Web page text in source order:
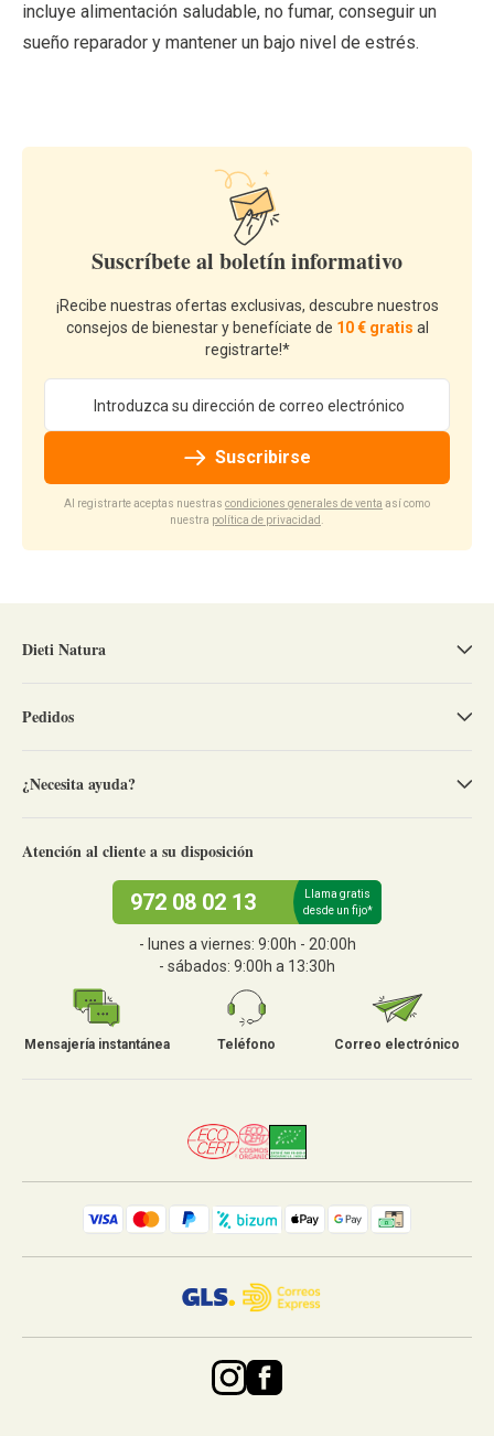
incluye alimentación saludable, no fumar, conseguir un
sueño reparador y mantener un bajo nivel de estrés.
Suscríbete al boletín informativo
¡Recibe nuestras ofertas exclusivas, descubre nuestros
consejos de bienestar y benefíciate de 10 € gratis al
registrarte!*
Suscribirse
Al registrarte aceptas nuestras condiciones generales de venta así como
nuestra política de privacidad .
Dieti Natura
Pedidos
¿Necesita ayuda?
Atención al cliente a su disposición
972 08 02 13
Llama gratis
desde un fijo*
- lunes a viernes: 9:00h - 20:00h
- sábados: 9:00h a 13:30h
Mensajería instantánea Teléfono Correo electrónico